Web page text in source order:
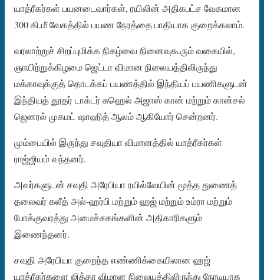
யாத்ரீகர்கள் பயனடைவார்கள், ரயிலின் அதிகபட்ச வேகமான
300 கி.மீ வேகத்தில் பயண நேரத்தை பாதியாக குறைக்கலாம்.
வரலாற்றுச் சிறப்புமிக்க நிகழ்வை நினைவுகூரும் வகையில்,
ஞாயிற்றுக்கிழமை ஜெட்டா விமான நிலையத்திலிருந்து
மக்காவுக்குத் தொடக்கப் பயணத்தில் இந்தியப் பயணிகளுடன்
இந்தியத் தூதர் டாக்டர் சுஹெல் அஜாஸ் கான் மற்றும் கான்சல்
ஜெனரல் முகமட் ஷாஹித் ஆலம் ஆகியோர் சென்றனர்.
மும்பையில் இருந்து சவுதியா விமானத்தில் யாத்ரீகர்கள்
ராஜ்ஜியம் வந்தனர்.
அவர்களுடன் சவுதி அரேபியா ரயில்வேயின் மூத்த துணைத்
தலைவர் கலீத் அல்-ஹர்பி மற்றும் ஹஜ் மற்றும் உம்ரா மற்றும்
போக்குவரத்து அமைச்சகங்களின் அதிகாரிகளும்
இணைந்தனர்.
சவுதி அரேபியா குறைந்த எண்ணிக்கையிலான ஹஜ்
யாத்ரீகர்களை ஜித்தா விமான நிலையத்திலிருந்து நேரடியாக